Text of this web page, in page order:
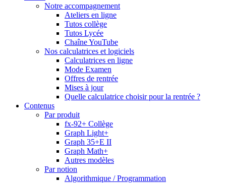
Notre accompagnement
Ateliers en ligne
Tutos collège
Tutos Lycée
Chaîne YouTube
Nos calculatrices et logiciels
Calculatrices en ligne
Mode Examen
Offres de rentrée
Mises à jour
Quelle calculatrice choisir pour la rentrée ?
Contenus
Par produit
fx-92+ Collège
Graph Light+
Graph 35+E II
Graph Math+
Autres modèles
Par notion
Algorithmique / Programmation